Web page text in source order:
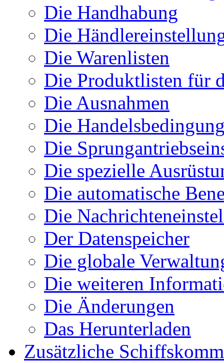
Die Handhabung
Die
Die Warenlisten
Die Produktlisten für
Die Ausnahmen
Die
Die
Die spezielle
Die automatische
Die
Der Datenspeicher
Die globale
Die weiteren
Die Änderungen
Das Herunterladen
Zusätzliche